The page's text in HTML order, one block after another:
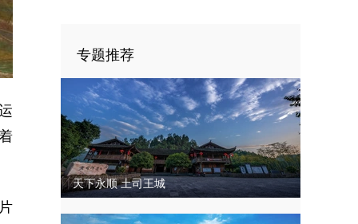
专题推荐
天下永顺 土司王城